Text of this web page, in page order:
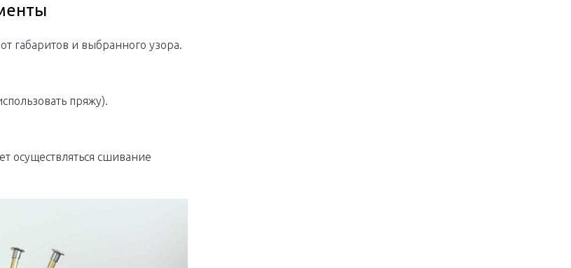
габаритов и выбранного узора.
пряжу).
осуществляться сшивание